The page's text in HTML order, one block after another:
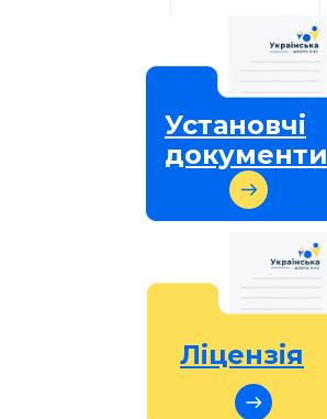
Установчі
документи
Ліцензія